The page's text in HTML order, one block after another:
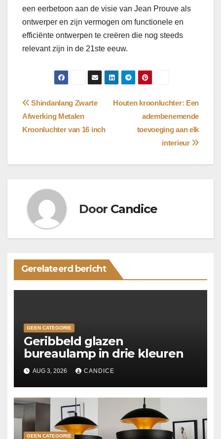
een eerbetoon aan de visie van Jean Prouve als
ontwerper en zijn vermogen om functionele en
efficiënte ontwerpen te creëren die nog steeds
relevant zijn in de 21ste eeuw.
Bericht
navigatie
Houten kroonluchter: Een
adembenemende
toevoeging aan elk
interieur
Shindanlang Zwarte
Afwerking Metalen
Kroonluchter van 16 inch
Door Candice
Gerelateerd bericht
GEEN CATEGORIE
Geribbeld glazen
bureaulamp in drie kleuren
AUG 3, 2026 CANDICE
GEEN CATEGORIE